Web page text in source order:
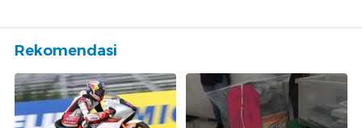
Rekomendasi